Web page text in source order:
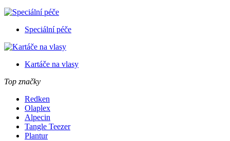
Speciální péče
Kartáče na vlasy
Top značky
Redken
Olaplex
Alpecin
Tangle Teezer
Plantur